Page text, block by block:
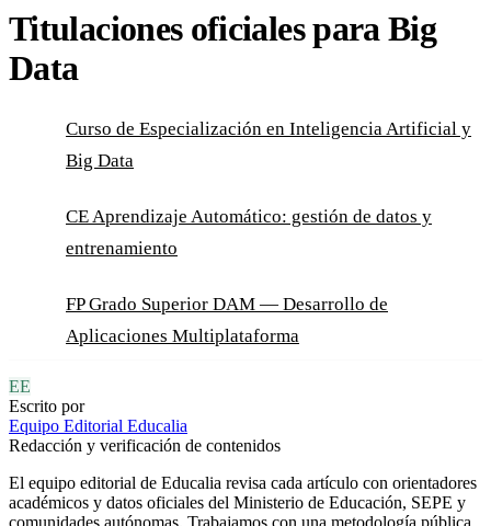
Titulaciones oficiales para Big
Data
Curso de Especialización en Inteligencia Artificial y
Big Data
CE Aprendizaje Automático: gestión de datos y
entrenamiento
FP Grado Superior DAM — Desarrollo de
Aplicaciones Multiplataforma
EE
Escrito por
Equipo Editorial Educalia
Redacción y verificación de contenidos
El equipo editorial de Educalia revisa cada artículo con orientadores
académicos y datos oficiales del Ministerio de Educación, SEPE y
comunidades autónomas. Trabajamos con una metodología pública